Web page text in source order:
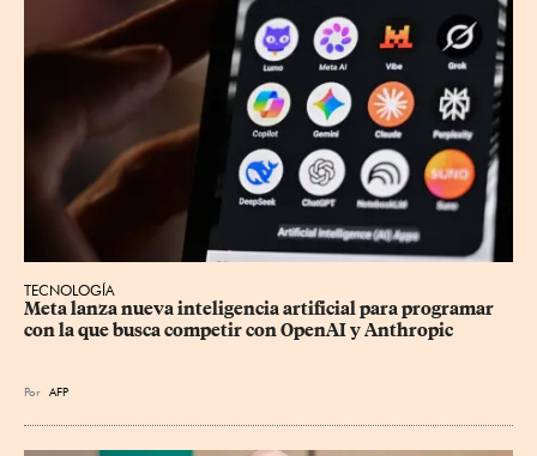
TECNOLOGÍA
Meta lanza nueva inteligencia artificial para programar
con la que busca competir con OpenAI y Anthropic
Por AFP